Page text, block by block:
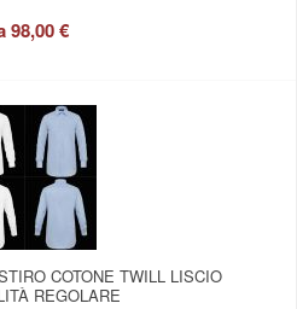
98,00 €
COTONE TWILL LISCIO
REGOLARE